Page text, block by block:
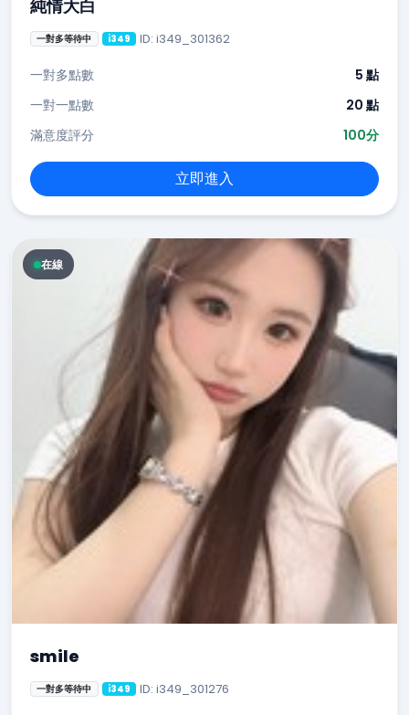
純情大白
一對多等待中 i349 ID: i349_301362
一對多點數
5 點
一對一點數
20 點
滿意度評分
100分
立即進入
在線
smile
一對多等待中 i349 ID: i349_301276